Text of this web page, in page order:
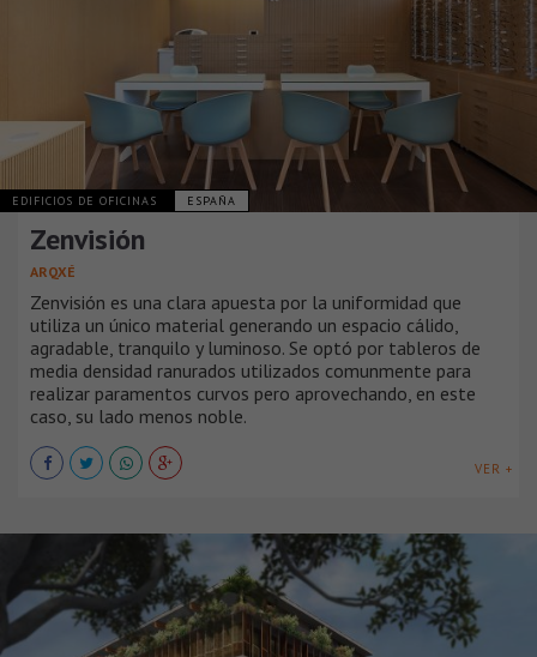
EDIFICIOS DE OFICINAS ESPAÑA
Zenvisión
ARQXÉ
Zenvisión es una clara apuesta por la uniformidad que
utiliza un único material generando un espacio cálido,
agradable, tranquilo y luminoso. Se optó por tableros de
media densidad ranurados utilizados comunmente para
realizar paramentos curvos pero aprovechando, en este
caso, su lado menos noble.
VER +